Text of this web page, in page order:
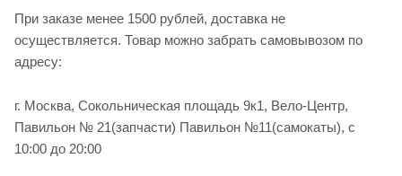
При заказе менее 1500 рублей, доставка не
осуществляется. Товар можно забрать самовывозом по
адресу:
г. Москва, Сокольническая площадь 9к1, Вело-Центр,
Павильон № 21(запчасти) Павильон №11(cамокаты), с
10:00 до 20:00